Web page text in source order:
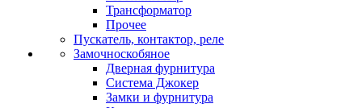
Трансформатор
Прочее
Пускатель, контактор, реле
Замочноскобяное
Дверная фурнитура
Система Джокер
Замки и фурнитура